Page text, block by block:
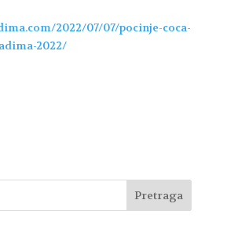
2022/07/07/pocinje-coca-
2022/